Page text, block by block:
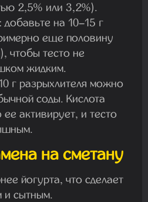
2,5% или 3,2%).
на 10–15 г
еще половину
чтобы тесто не
жидким.
г разрыхлителя можно
соды. Кислота
активирует, и тесто
на сметану
йогурта, что сделает
и сытным.